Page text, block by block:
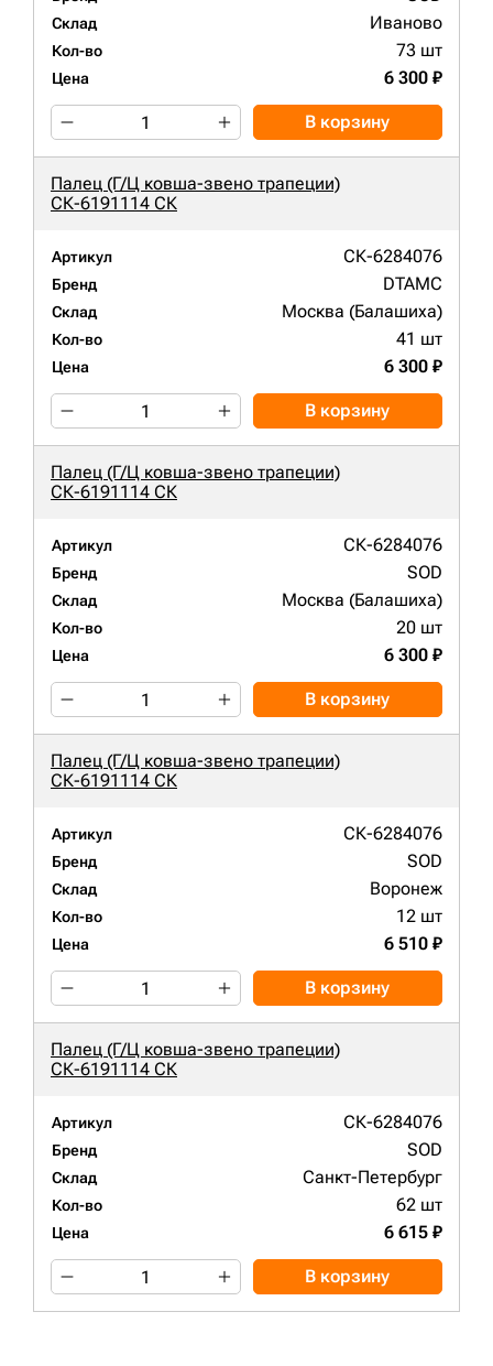
Склад Иваново
Кол-во 73 шт
Цена 6 300 ₽
В корзину
Палец (Г/Ц ковша-звено трапеции)
СК-6191114 СК
Артикул СК-6284076
Бренд DTAMC
Склад Москва (Балашиха)
Кол-во 41 шт
Цена 6 300 ₽
В корзину
Палец (Г/Ц ковша-звено трапеции)
СК-6191114 СК
Артикул СК-6284076
Бренд SOD
Склад Москва (Балашиха)
Кол-во 20 шт
Цена 6 300 ₽
В корзину
Палец (Г/Ц ковша-звено трапеции)
СК-6191114 СК
Артикул СК-6284076
Бренд SOD
Склад Воронеж
Кол-во 12 шт
Цена 6 510 ₽
В корзину
Палец (Г/Ц ковша-звено трапеции)
СК-6191114 СК
Артикул СК-6284076
Бренд SOD
Склад Санкт-Петербург
Кол-во 62 шт
Цена 6 615 ₽
В корзину